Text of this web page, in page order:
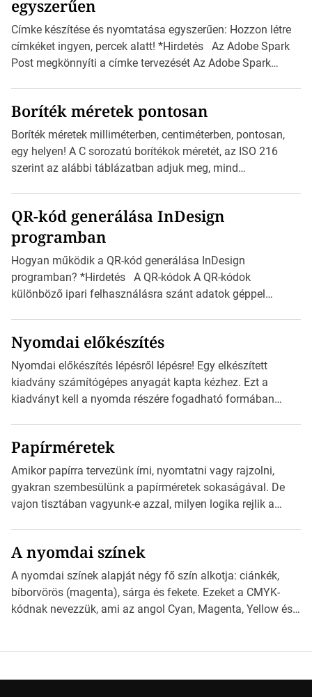
egyszerűen
Címke készítése és nyomtatása egyszerűen: Hozzon létre
címkéket ingyen, percek alatt! *Hirdetés Az Adobe Spark
Post megkönnyíti a címke tervezését Az Adobe Spark
igazán foroghatnak a kreatív fogaskerekek, miközben
zajlik a saját címke készítése. Hogyan készítsünk címkét?
Válasszon méretet és alakot: Válassza ki a kívánt címke
méretét. Akár néhány […]
Boríték méretek pontosan
Boríték méretek milliméterben, centiméterben, pontosan,
egy helyen! A C sorozatú borítékok méretét, az ISO 216
szerint az alábbi táblázatban adjuk meg, mind
mutatja az A4-es papírlaphoz viszonyítva. Az amerikai és
észak-amerikai boríték méretére az ISO 216 nem
vonatkozik. Boríték méretének táblázata C0-tól […]
QR-kód generálása InDesign
programban
Hogyan működik a QR-kód generálása InDesign
programban? *Hirdetés A QR-kódok A QR-kódok
különböző ipari felhasználásra szánt adatok géppel
okostelefonjára telepíthet egy QR-kód-leolvasó
alkalmazást, ami leolvasni és dekódolni képes az URL-
információt és átirányítja a telefon böngészőjét a cég
weblapjára. A QR-kód beolvasása után a felhasználó
Nyomdai előkészítés
Nyomdai előkészítés lépésről lépésre! Egy elkészített
kiadvány számítógépes anyagát kapta kézhez. Ezt a
kiadványt kell a nyomda részére fogadható formában
Illustratorban készült vektorgrafika. *Hirdetés Minden
esetben konzultáljunk a nyomdával, mielőtt elkezdjük a
nyomdai előkészítést!Nehogy az elkészült munka után
derüljön ki, hogy valamit másképp kellett volna csinálni! […]
Papírméretek
Amikor papírra tervezünk írni, nyomtatni vagy rajzolni,
gyakran szembesülünk a papírméretek sokaságával. De
vajon tisztában vagyunk-e azzal, milyen logika rejlik a
*Hirdetés Ebben a cikkben a papírméretek izgalmas
világába kalauzolunk el téged, hogy jobban megértsd,
milyen szempontok alapján érdemes választanod a
jövőben. Bevezetés a papírméretek világába A […]
A nyomdai színek
A nyomdai színek alapját négy fő szín alkotja: ciánkék,
bíborvörös (magenta), sárga és fekete. Ezeket a CMYK-
kódnak nevezzük, ami az angol Cyan, Magenta, Yellow és